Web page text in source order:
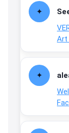
Art
/
↩